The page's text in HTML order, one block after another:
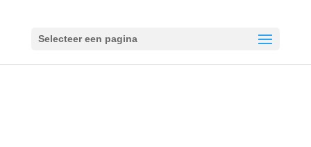
Selecteer een pagina